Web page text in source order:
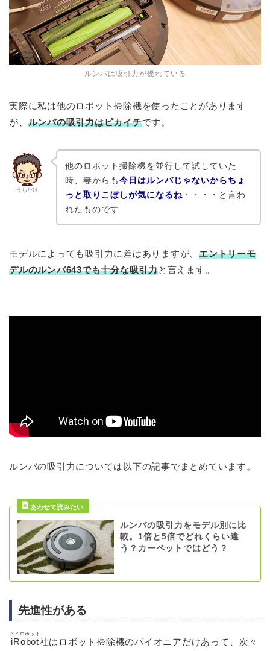
ルンバは吸引力が優れている
実際に私は他のロボット掃除機を使ったことがあります
が、 ルンバの吸引力はピカイチです。
うちたけ
他のロボット掃除機を並行して試していた
時、妻からも今日はルンバじゃないからちょ
っと取りこぼしが気になるね ・・・・と言わ
れたものです
モデルによっても吸引力に差はありますが、エントリーモ
デルのルンバ643でも十分な吸引力と言えます。
ルンバの吸引力については以下の記事でまとめています。
ルンバの吸引力をモデル別に比
較。1倍と5倍でどれくらい違
う？カーペットではどう？
先進性がある
iRobot
アイロボット
社はロボット掃除機のパイオニアだけあって、次々